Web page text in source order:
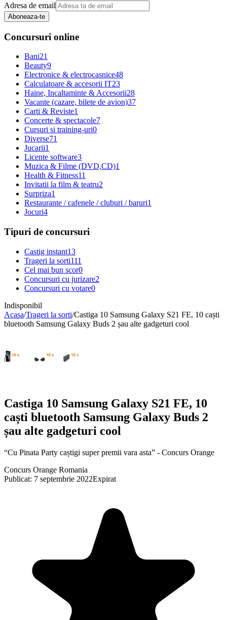
Adresa de email
Aboneaza-te
Concursuri online
Bani21
Beauty9
Electronice & electrocasnice48
Calculatoare & accesorii IT23
Haine, Incaltaminte & Accesorii28
Vacante (cazare, bilete de avion)37
Carti & Reviste1
Concerte & spectacole7
Cursuri si training-uri0
Diverse71
Jucarii1
Licente software3
Muzica & Filme (DVD,CD)1
Health & Fitness11
Invitatii la film & teatru2
Surpriza1
Restaurante / cafenele / cluburi / baruri1
Jocuri4
Tipuri de concursuri
Castig instant13
Trageri la sorti111
Cel mai bun scor0
Concursuri cu jurizare2
Concursuri cu votare0
Indisponibil
Acasa/Trageri la sorti/Castiga 10 Samsung Galaxy S21 FE, 10 caști
bluetooth Samsung Galaxy Buds 2 șau alte gadgeturi cool
Castiga 10 Samsung Galaxy S21 FE, 10
caști bluetooth Samsung Galaxy Buds 2
șau alte gadgeturi cool
“Cu Pinata Party caștigi super premii vara asta” - Concurs Orange
Concurs Orange Romania
Publicat: 7 septembrie 2022Expirat